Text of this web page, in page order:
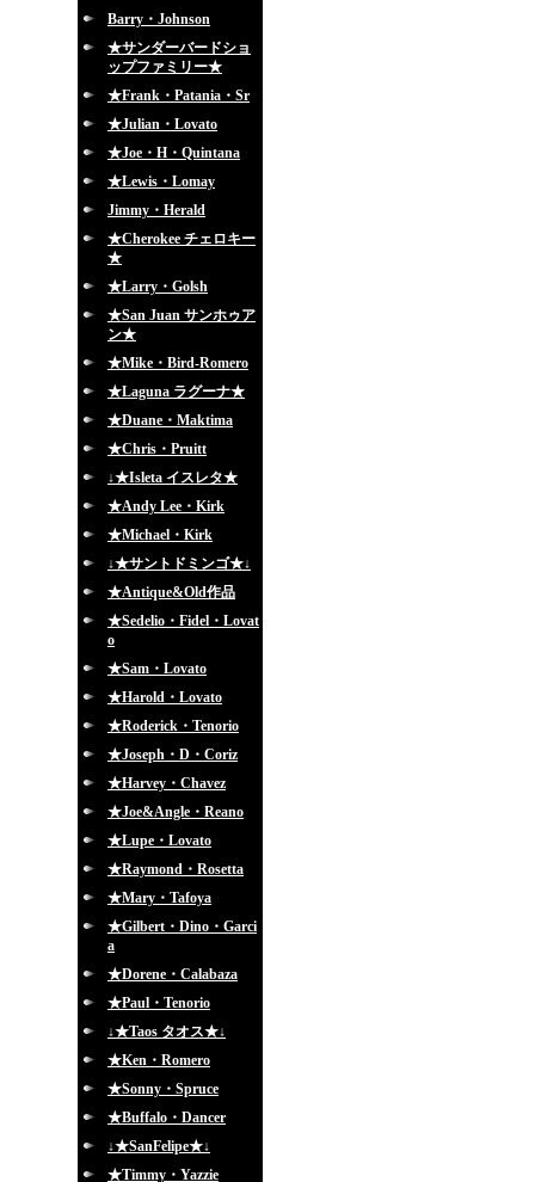
Barry・Johnson
★サンダーバードショ
ップファミリー★
★Frank・Patania・Sr
★Julian・Lovato
★Joe・H・Quintana
★Lewis・Lomay
Jimmy・Herald
★Cherokee チェロキー
★
★Larry・Golsh
★San Juan サンホゥア
ン★
★Mike・Bird-Romero
★Laguna ラグーナ★
★Duane・Maktima
★Chris・Pruitt
↓★Isleta イスレタ★
★Andy Lee・Kirk
★Michael・Kirk
↓★サントドミンゴ★↓
★Antique&Old作品
★Sedelio・Fidel・Lovat
o
★Sam・Lovato
★Harold・Lovato
★Roderick・Tenorio
★Joseph・D・Coriz
★Harvey・Chavez
★Joe&Angle・Reano
★Lupe・Lovato
★Raymond・Rosetta
★Mary・Tafoya
★Gilbert・Dino・Garci
a
★Dorene・Calabaza
★Paul・Tenorio
↓★Taos タオス★↓
★Ken・Romero
★Sonny・Spruce
★Buffalo・Dancer
↓★SanFelipe★↓
★Timmy・Yazzie